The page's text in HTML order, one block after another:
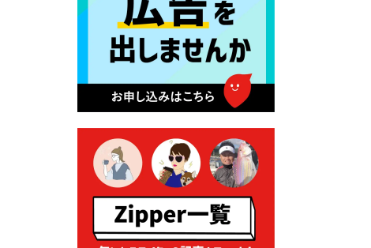
2026年7月10日 台湾伝統音楽
団体 「北埔八音団・楽善軒」
公演開催のお知らせ
ンディング型ふるさと納税の
実施について
2026年7月9日 農地法等に係
る各種申請に係る登記事項証
明書の添付省略について
2026年7月9日 廃食用油の回
収
2026年7月7日 「おゆずりコ